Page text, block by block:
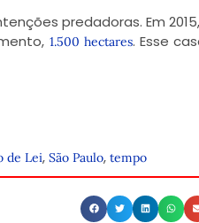
predadoras. Em
1.500 hectares. Esse
de Lei, São Paulo, tempo